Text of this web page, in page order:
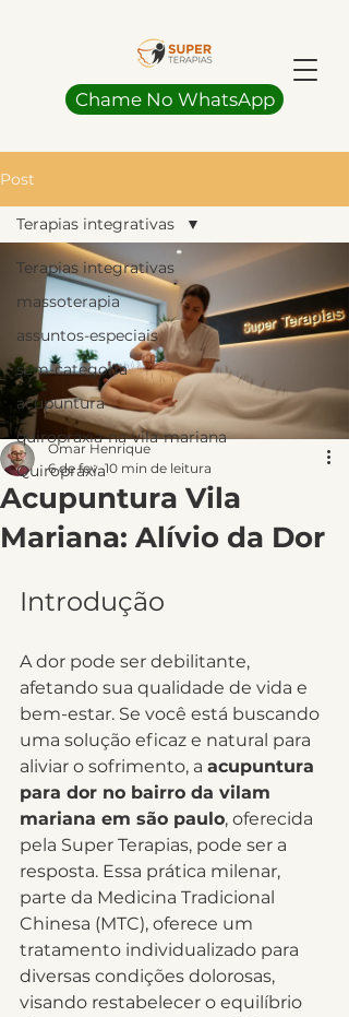
Chame No WhatsApp
Post
Terapias integrativas
massoterapia
assuntos-especiais
sem-categoria
acupuntura
quiropraxia-na-vila-mariana
Quiropraxia
Terapias integrativas
Acupuntura Vila
Mariana: Alívio da Dor
Omar Henrique
6 de fev. 10 min de leitura
Introdução
A dor pode ser debilitante,
afetando sua qualidade de vida e
bem-estar. Se você está buscando
uma solução eficaz e natural para
aliviar o sofrimento, a acupuntura
para dor no bairro da vilam
mariana em são paulo, oferecida
pela Super Terapias, pode ser a
resposta. Essa prática milenar,
parte da Medicina Tradicional
Chinesa (MTC), oferece um
tratamento individualizado para
diversas condições dolorosas,
visando restabelecer o equilíbrio